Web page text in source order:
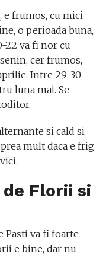
e frumos, cu mici
o perioada buna,
22 va fi nor cu
cer frumos,
Intre 29-30
luna mai. Se
si cald si
mult daca e frig
Florii si
Pasti va fi foarte
e bine, dar nu